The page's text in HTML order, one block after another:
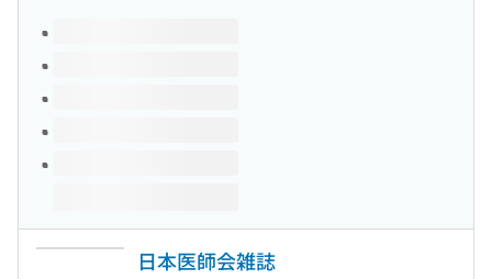
このタイトルの巻号
日本医師会雑誌